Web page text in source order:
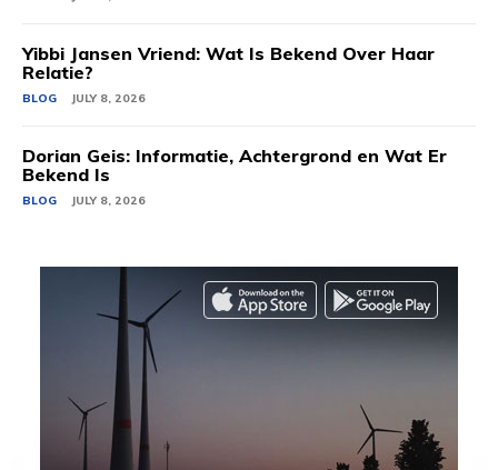
Yibbi Jansen Vriend: Wat Is Bekend Over Haar
Relatie?
BLOG JULY 8, 2026
Dorian Geis: Informatie, Achtergrond en Wat Er
Bekend Is
BLOG JULY 8, 2026